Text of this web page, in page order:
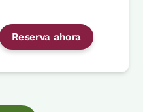
Reserva ahora